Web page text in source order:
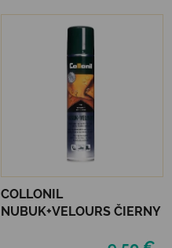
COLLONIL
NUBUK+VELOURS ČIERNY